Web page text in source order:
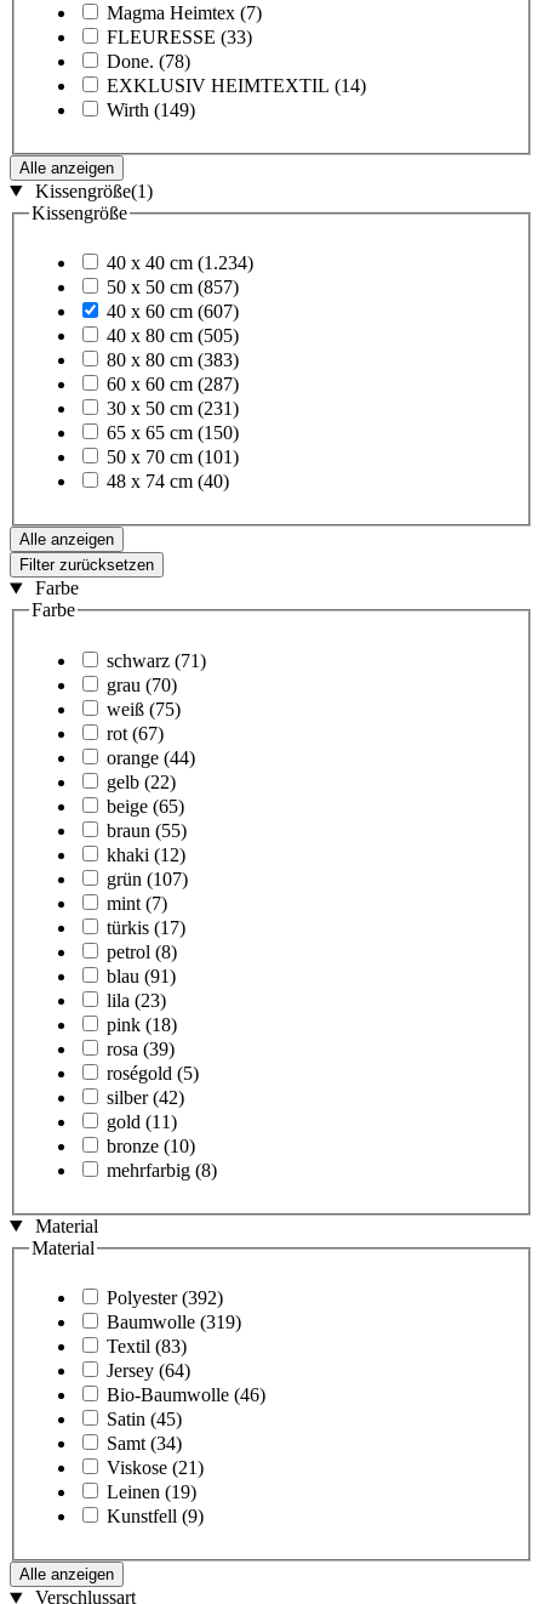
Magma Heimtex (7)
FLEURESSE (33)
Done. (78)
EXKLUSIV HEIMTEXTIL (14)
Wirth (149)
Alle anzeigen
Kissengröße(1)
Kissengröße
40 x 40 cm (1.234)
50 x 50 cm (857)
40 x 60 cm (607)
40 x 80 cm (505)
80 x 80 cm (383)
60 x 60 cm (287)
30 x 50 cm (231)
65 x 65 cm (150)
50 x 70 cm (101)
48 x 74 cm (40)
Alle anzeigen
Filter zurücksetzen
Farbe
Farbe
schwarz (71)
grau (70)
weiß (75)
rot (67)
orange (44)
gelb (22)
beige (65)
braun (55)
khaki (12)
grün (107)
mint (7)
türkis (17)
petrol (8)
blau (91)
lila (23)
pink (18)
rosa (39)
roségold (5)
silber (42)
gold (11)
bronze (10)
mehrfarbig (8)
Material
Material
Polyester (392)
Baumwolle (319)
Textil (83)
Jersey (64)
Bio-Baumwolle (46)
Satin (45)
Samt (34)
Viskose (21)
Leinen (19)
Kunstfell (9)
Alle anzeigen
Verschlussart